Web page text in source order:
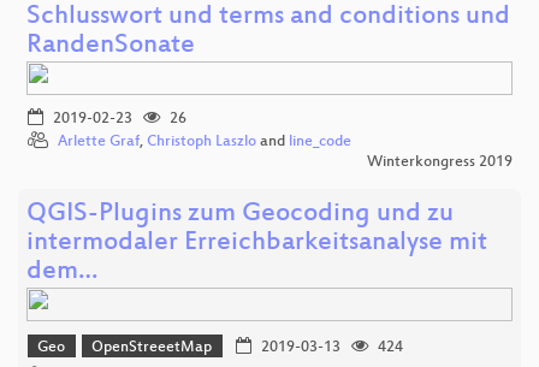
Schlusswort und terms and conditions und
RandenSonate
2019-02-23
26
Arlette Graf, Christoph Laszlo and
line_code
Winterkongress 2019
QGIS-Plugins zum Geocoding und zu
intermodaler Erreichbarkeitsanalyse mit
dem…
Geo OpenStreeetMap 2019-03-13
424